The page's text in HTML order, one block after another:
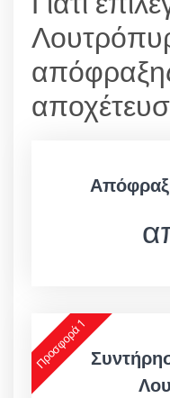
Προσφορά 1